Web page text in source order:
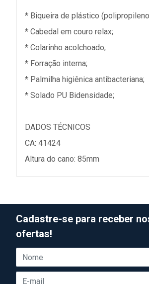
* Biqueira de plástico
* Cabedal em couro relax;
* Colarinho acolchoado;
* Forração interna;
* Palmilha higiênica antibacteriana;
* Solado PU Bidensidade;
DADOS TÉCNICOS
CA: 41424
Altura do cano: 85mm
Cadastre-se para receber
ofertas!